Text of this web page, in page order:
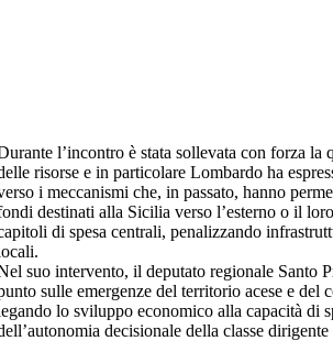
l’incontro è stata sollevata con forza la
risorse e in particolare Lombardo ha
i meccanismi che, in passato, hanno
destinati alla Sicilia verso l’esterno o il
di spesa centrali, penalizzando
suo intervento, il deputato regionale Santo
sulle emergenze del territorio acese e del
lo sviluppo economico alla capacità di
decisionale della classe